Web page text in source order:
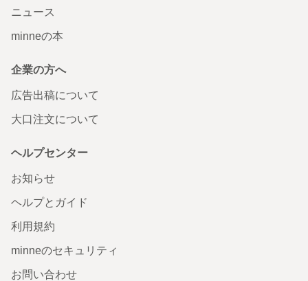
ニュース
minneの本
企業の方へ
広告出稿について
大口注文について
ヘルプセンター
お知らせ
ヘルプとガイド
利用規約
minneのセキュリティ
お問い合わせ